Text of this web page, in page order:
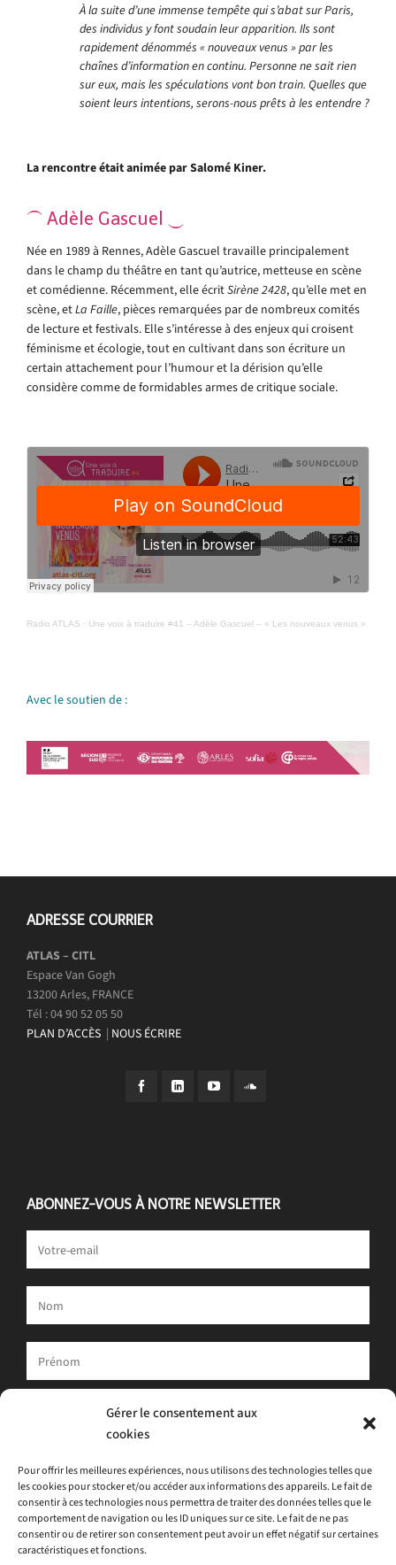
Gérer le consentement aux
cookies
Pour offrir les meilleures expériences, nous utilisons des technologies telles que
les cookies pour stocker et/ou accéder aux informations des appareils. Le fait de
consentir à ces technologies nous permettra de traiter des données telles que le
comportement de navigation ou les ID uniques sur ce site. Le fait de ne pas
consentir ou de retirer son consentement peut avoir un effet négatif sur certaines
caractéristiques et fonctions.
À la suite d’une immense tempête qui s’abat sur Paris,
des individus y font soudain leur apparition. Ils sont
rapidement dénommés « nouveaux venus » par les
chaînes d’information en continu. Personne ne sait rien
sur eux, mais les spéculations vont bon train. Quelles que
soient leurs intentions, serons-nous prêts à les entendre ?
La rencontre était animée par Salomé Kiner.
⏜ Adèle Gascuel ⏝
Née en 1989 à Rennes, Adèle Gascuel travaille principalement
dans le champ du théâtre en tant qu’autrice, metteuse en scène
et comédienne. Récemment, elle écritSirène 2428, qu’elle met en
scène, etLa Faille, pièces remarquées par de nombreux comités
de lecture et festivals. Elle s’intéresse à des enjeux qui croisent
féminisme et écologie, tout en cultivant dans son écriture un
certain attachement pour l’humour et la dérision qu’elle
considère comme de formidables armes de critique sociale.
Radio ATLAS · Une voix à traduire #41 – Adèle Gascuel – « Les nouveaux venus »
Avec le soutien de :
ADRESSE COURRIER
ATLAS – CITL
Espace Van Gogh
13200 Arles, FRANCE
Tél : 04 90 52 05 50
PLAN D’ACCÈS | NOUS ÉCRIRE
ABONNEZ-VOUS À NOTRE NEWSLETTER
Votre adresse e-mail est uniquement utilisée pour vous envoyer
notre newsletter et des informations sur les activités d'ATLAS.
la newsletter.
J'acceptela politique de confidentialité